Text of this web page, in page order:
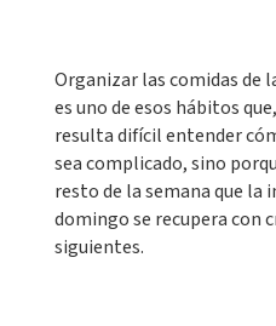
Organizar las comidas de
es uno de esos hábitos
resulta difícil entender
sea complicado, sino
resto de la semana que la
domingo se recupera con
siguientes.